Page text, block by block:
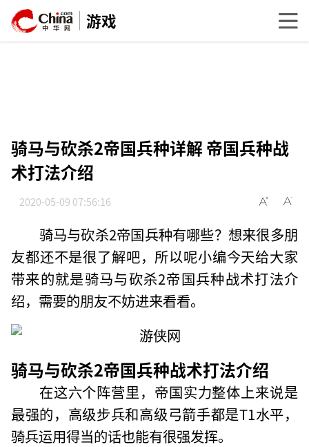
游戏
骑马与砍杀2帝国兵种详解 帝国兵种战
术打法介绍
2020-05-09 07:56:16
骑马与砍杀2帝国兵种有哪些？想来很多朋
友都还不是很了解吧，所以呢小编今天给大家
带来的就是骑马与砍杀2帝国兵种战术打法介
绍，需要的朋友不妨进来看看。
骑马与砍杀2帝国兵种战术打法介绍
在这六个阵营里，帝国实力整体上来说是
最强的，高级步兵和高级弓箭手都是T1水平，
骑兵运用得当的话也能有很强发挥。